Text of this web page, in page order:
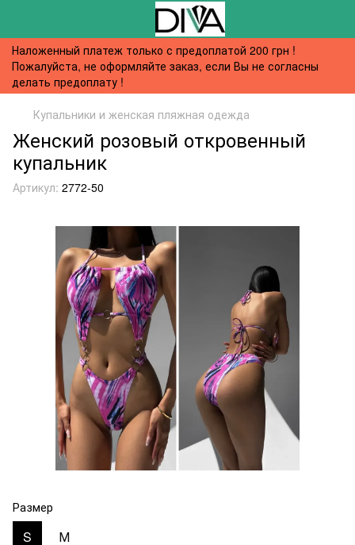
Наложенный платеж только с предоплатой 200 грн !
Пожалуйста, не оформляйте заказ, если Вы не согласны
делать предоплату !
Купальники и женская пляжная одежда
Женский розовый откровенный
купальник
Артикул: 2772-50
Размер
S М